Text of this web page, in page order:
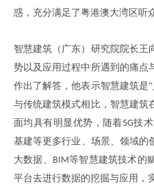
惑，充分满足了粤港澳大湾区听
智慧建筑（广东）研究院院长王
势以及应用过程中所遇到的痛点
作出了解答 ，他表示智慧建筑是
与传统建筑模式相比 ， 智慧建筑
面均具有明显优势 ， 随着5G技
基建等更多行业 、 场景、 领域的
大数据、 BIM等智慧建筑技术的
平台去进行数据的挖掘与应用 ，